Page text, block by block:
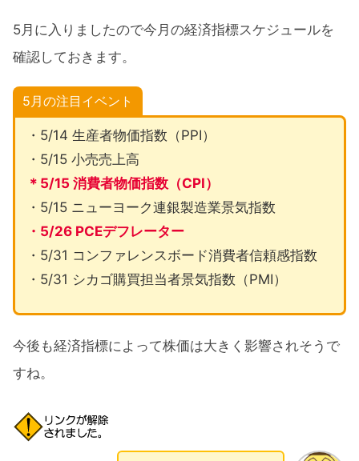
5月に入りましたので今月の経済指標スケジュールを
確認しておきます。
5月の注目イベント
・5/14 生産者物価指数（PPI）
・5/15 小売売上高
＊5/15 消費者物価指数（CPI）
・5/15 ニューヨーク連銀製造業景気指数
・5/26 PCEデフレーター
・5/31 コンファレンスボード消費者信頼感指数
・5/31 シカゴ購買担当者景気指数（PMI）
今後も経済指標によって株価は大きく影響されそうで
すね。